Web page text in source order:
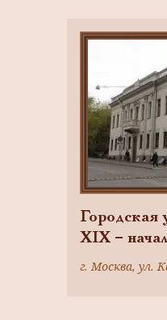
Городская
XIX –
Веригин,
г. Москва, ул.